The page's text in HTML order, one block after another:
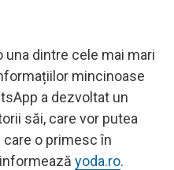
dintre cele mai mari
mincinoase
a dezvoltat un
săi, care vor putea
o primesc în
yoda.ro.